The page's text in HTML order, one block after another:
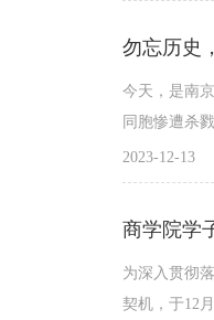
勿忘历史
今天，是南
同胞惨遭杀
2023-12-13
商学院学
为深入贯彻
契机，于12